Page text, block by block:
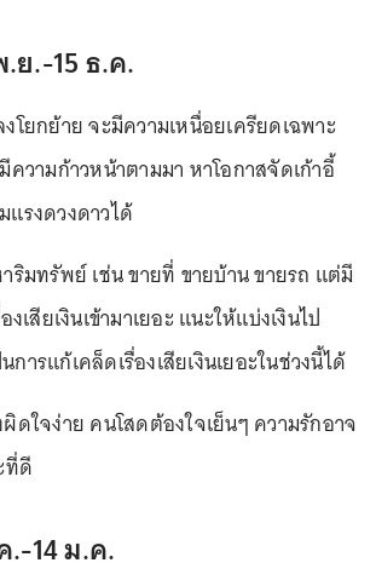
ย.-15 ธ.ค.
โยกย้าย จะมีความเหนื่อยเครียดเฉพาะ
วามก้าวหน้าตามมา หาโอกาสจัดเก้าอี้
แรงดวงดาวได้
ริมทรัพย์ เช่น ขายที่ ขายบ้าน ขายรถ แต่มี
เสียเงินเข้ามาเยอะ แนะให้แบ่งเงินไป
ารแก้เคล็ดเรื่องเสียเงินเยอะในช่วงนี้ได้
ดใจง่าย คนโสดต้องใจเย็นๆ ความรักอาจ
ที่ดี
.-14 ม.ค.